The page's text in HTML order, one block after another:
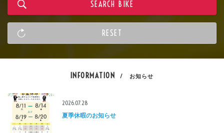
INFORMATION / お知らせ
2026.07.28
夏季休暇のお知らせ